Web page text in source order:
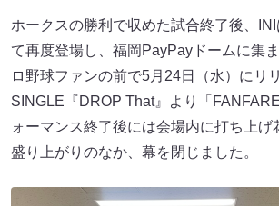
ホークスの勝利で収めた試合終了後、
て再度登場し、福岡PayPayドームに集
ロ野球ファンの前で5月24日（水）にリ
SINGLE『DROP That』より「
ォーマンス終了後には会場内に打ち上げ
盛り上がりのなか、幕を閉じました。